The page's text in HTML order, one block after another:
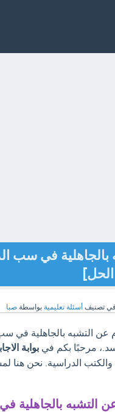
بالجاهلية في سب
في تصنيف أسئلة تعليمية بواسطة صبا
عن التشبه بالجاهلية في
مرحبًا بكم في بوابة
والكتب الدراسية. نحن هنا
التشبه